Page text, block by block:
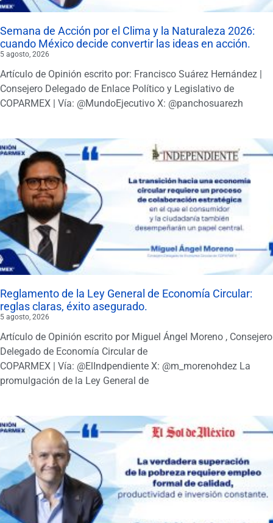
Semana de Acción por el Clima y la Naturaleza 2026:
cuando México decide convertir las ideas en acción.
5 agosto, 2026
Artículo de Opinión escrito por: Francisco Suárez Hernández |
Consejero Delegado de Enlace Político y Legislativo de
COPARMEX | Vía: @MundoEjecutivo X: @panchosuarezh
Reglamento de la Ley General de Economía Circular:
reglas claras, éxito asegurado.
5 agosto, 2026
Artículo de Opinión escrito por Miguel Ángel Moreno , Consejero
Delegado de Economía Circular de
COPARMEX | Vía: @ElIndpendiente X: @m_morenohdez La
promulgación de la Ley General de